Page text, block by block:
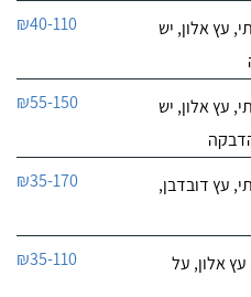
עץ אלון, יש
₪40-110
עץ אלון, יש
₪55-150
עץ דובדבן,
₪35-170
אלון, על
₪35-110